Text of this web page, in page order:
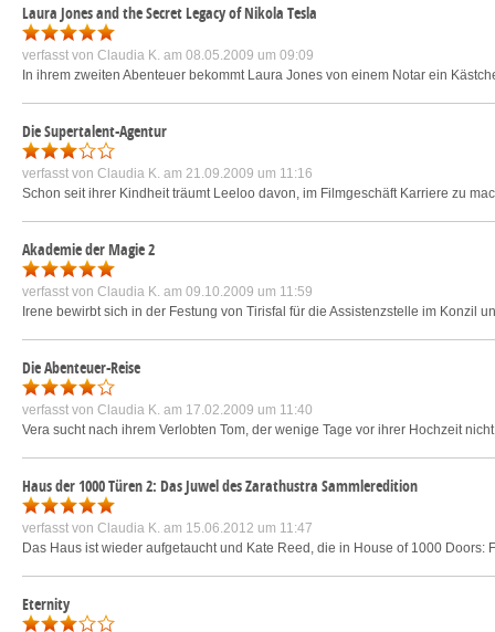
Laura Jones and the Secret Legacy of Nikola Tesla
verfasst von Claudia K. am 08.05.2009 um 09:09
In ihrem zweiten Abenteuer bekommt Laura Jones von einem Notar ein
Die Supertalent-Agentur
verfasst von Claudia K. am 21.09.2009 um 11:16
Schon seit ihrer Kindheit träumt Leeloo davon, im Filmgeschäft Karriere zu
Akademie der Magie 2
verfasst von Claudia K. am 09.10.2009 um 11:59
Irene bewirbt sich in der Festung von Tirisfal für die Assistenzstelle im Konzil
Die Abenteuer-Reise
verfasst von Claudia K. am 17.02.2009 um 11:40
Vera sucht nach ihrem Verlobten Tom, der wenige Tage vor ihrer Hochzeit
Haus der 1000 Türen 2: Das Juwel des Zarathustra Sammleredition
verfasst von Claudia K. am 15.06.2012 um 11:47
Das Haus ist wieder aufgetaucht und Kate Reed, die in House of 1000
Eternity